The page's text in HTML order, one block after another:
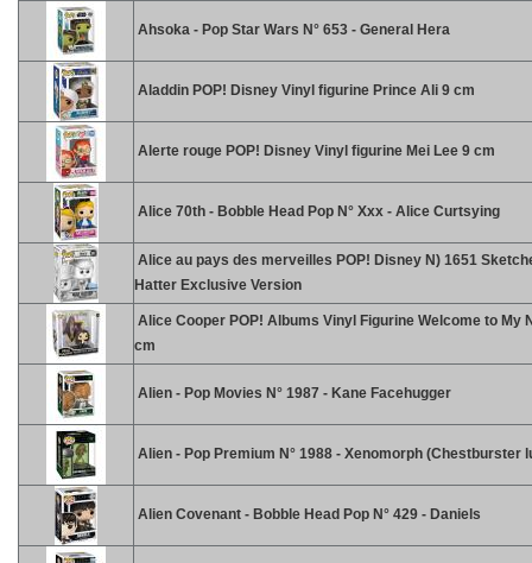
Ahsoka - Pop Star Wars N° 653 - General Hera
Aladdin POP! Disney Vinyl figurine Prince Ali 9 cm
Alerte rouge POP! Disney Vinyl figurine Mei Lee 9 cm
Alice 70th - Bobble Head Pop N° Xxx - Alice Curtsying
Alice au pays des merveilles POP! Disney N) 1651
Hatter Exclusive Version
Alice Cooper POP! Albums Vinyl Figurine Welcome to My
cm
Alien - Pop Movies N° 1987 - Kane Facehugger
Alien - Pop Premium N° 1988 - Xenomorph (Chestburster
Alien Covenant - Bobble Head Pop N° 429 - Daniels